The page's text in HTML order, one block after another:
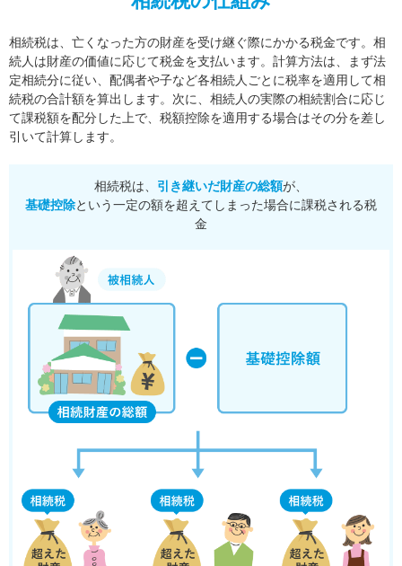
相続税は、亡くなった方の財産を受け継ぐ際にかかる税金です。相
続人は財産の価値に応じて税金を支払います。 計算方法は、まず法
定相続分に従い、配偶者や子など各相続人ごとに税率を適用して相
続税の合計額を算出します。 次に、相続人の実際の相続割合に応じ
て課税額を配分した上で、税額控除を適用する場合はその分を差し
引いて計算します。
相続税は、 引き継いだ財産の総額が、
基礎控除という一定の額を超えてしまった場合に課税される税
金